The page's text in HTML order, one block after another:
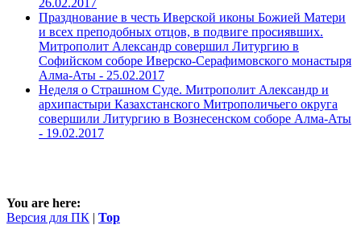
26.02.2017
Празднование в честь Иверской иконы Божией Матери
и всех преподобных отцов, в подвиге просиявших.
Митрополит Александр совершил Литургию в
Софийском соборе Иверско-Серафимовского монастыря
Алма-Аты - 25.02.2017
Неделя о Страшном Суде. Митрополит Александр и
архипастыри Казахстанского Митрополичьего округа
совершили Литургию в Вознесенском соборе Алма-Аты
- 19.02.2017
You are here:
Версия для ПК | Top